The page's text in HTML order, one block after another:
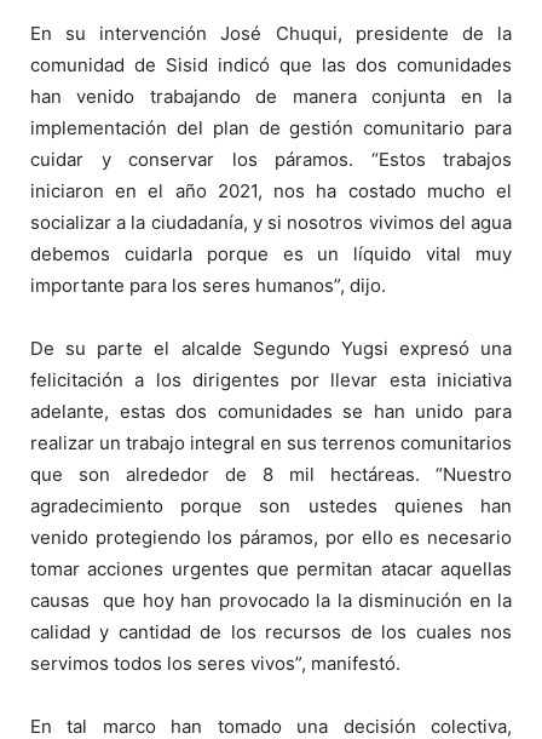
En su intervención José Chuqui, presidente de la
comunidad de Sisid indicó que las dos comunidades
han venido trabajando de manera conjunta en la
implementación del plan de gestión comunitario para
cuidar y conservar los páramos. “Estos trabajos
iniciaron en el año 2021, nos ha costado mucho el
socializar a la ciudadanía, y si nosotros vivimos del agua
debemos cuidarla porque es un líquido vital muy
importante para los seres humanos”, dijo.
De su parte el alcalde Segundo Yugsi expresó una
felicitación a los dirigentes por llevar esta iniciativa
adelante, estas dos comunidades se han unido para
realizar un trabajo integral en sus terrenos comunitarios
que son alrededor de 8 mil hectáreas. “Nuestro
agradecimiento porque son ustedes quienes han
venido protegiendo los páramos, por ello es necesario
tomar acciones urgentes que permitan atacar aquellas
causas que hoy han provocado la la disminución en la
calidad y cantidad de los recursos de los cuales nos
servimos todos los seres vivos”, manifestó.
En tal marco han tomado una decisión colectiva,